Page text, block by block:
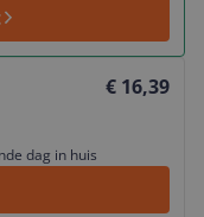
€ 16,39
dag in huis